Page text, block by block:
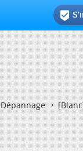

Dépannage